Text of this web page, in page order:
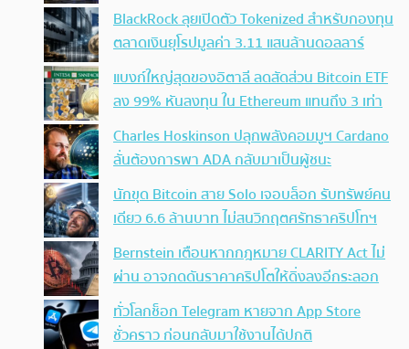
BlackRock ลุยเปิดตัว Tokenized สำหรับกองทุน
ตลาดเงินยุโรปมูลค่า 3.11 แสนล้านดอลลาร์
แบงก์ใหญ่สุดของอิตาลี ลดสัดส่วน Bitcoin ETF
ลง 99% หันลงทุน ใน Ethereum แทนถึง 3 เท่า
Charles Hoskinson ปลุกพลังคอมมูฯ Cardano
ลั่นต้องการพา ADA กลับมาเป็นผู้ชนะ
นักขุด Bitcoin สาย Solo เจอบล็อก รับทรัพย์คน
เดียว 6.6 ล้านบาท ไม่สนวิกฤตศรัทธาคริปโทฯ
Bernstein เตือนหากกฎหมาย CLARITY Act ไม่
ผ่าน อาจกดดันราคาคริปโตให้ดิ่งลงอีกระลอก
ทั่วโลกช็อก Telegram หายจาก App Store
ชั่วคราว ก่อนกลับมาใช้งานได้ปกติ